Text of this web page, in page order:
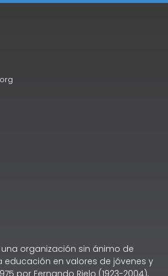
organización sin ánimo de
en valores de jóvenes y
por Fernando Rielo (1923-2004),